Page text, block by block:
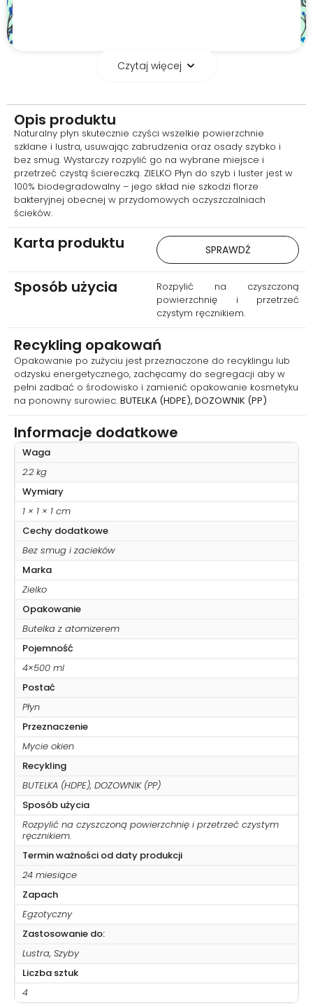
Opracowany z myślą o ekologii,
płyn nie szkodzi naturalnej
mikroflorze w przydomowych
oczyszczalniach ścieków.
Zapewnia efektywne
czyszczenie, pozostając
łagodnym dla użytkownika i
środowiska.
Czytaj więcej
Opis produktu
Naturalny płyn skutecznie czyści wszelkie powierzchnie
szklane i lustra, usuwając zabrudzenia oraz osady szybko i
bez smug. Wystarczy rozpylić go na wybrane miejsce i
przetrzeć czystą ściereczką. ZIELKO Płyn do szyb i luster jest w
100% biodegradowalny – jego skład nie szkodzi florze
bakteryjnej obecnej w przydomowych oczyszczalniach
ścieków.
Karta produktu SPRAWDŹ
Sposób użycia
Rozpylić na czyszczoną
powierzchnię i przetrzeć
czystym ręcznikiem.
Recykling opakowań
Opakowanie po zużyciu jest przeznaczone do recyklingu lub
odzysku energetycznego, zachęcamy do segregacji aby w
pełni zadbać o środowisko i zamienić opakowanie kosmetyku
na ponowny surowiec. BUTELKA (HDPE), DOZOWNIK (PP)
Informacje dodatkowe
Waga
2.2 kg
Wymiary
1 × 1 × 1 cm
Cechy dodatkowe
Bez smug i zacieków
Marka
Zielko
Opakowanie
Butelka z atomizerem
Pojemność
4×500 ml
Postać
Płyn
Przeznaczenie
Mycie okien
Recykling
BUTELKA (HDPE), DOZOWNIK (PP)
Sposób użycia
Rozpylić na czyszczoną powierzchnię i przetrzeć czystym
ręcznikiem.
Termin ważności od daty produkcji
24 miesiące
Zapach
Egzotyczny
Zastosowanie do:
Lustra, Szyby
Liczba sztuk
4